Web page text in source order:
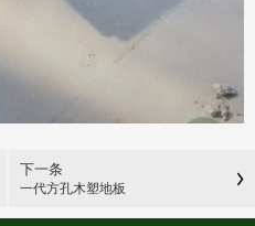
下一条
一代方孔木塑地板